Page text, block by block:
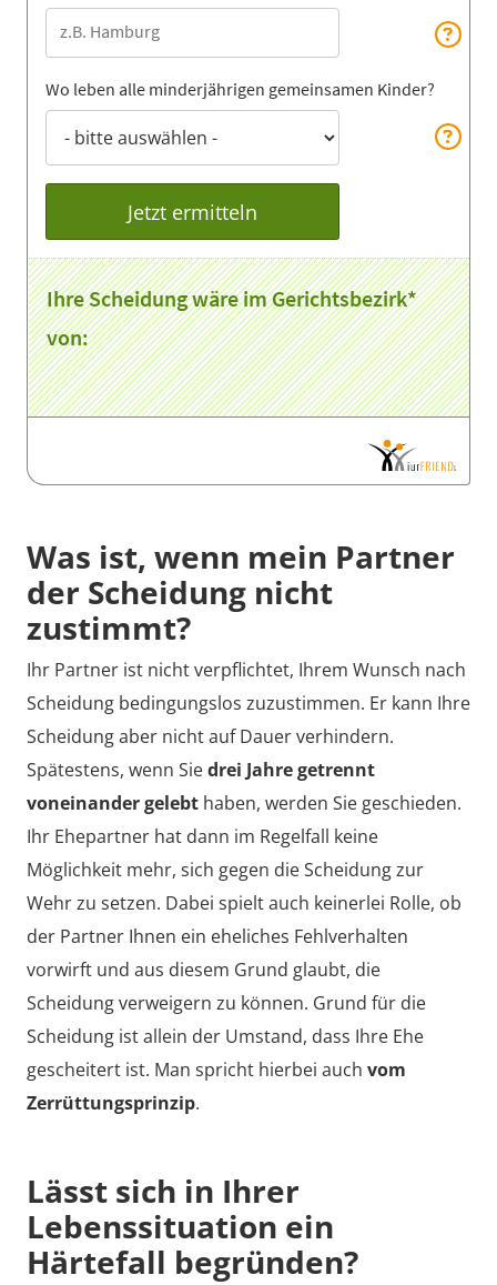
Wo leben alle minderjährigen gemeinsamen Kinder?
Jetzt ermitteln
Ihre Scheidung wäre im Gerichtsbezirk*
von:
Ihre Scheidung würde im Gerichtsbezirk von
stattfinden, wenn der Scheidungsantrag morgen im
Briefkasten des Antragsgegners ankäme.
Jetzt Online-Scheidung bei iurFRIEND
beantragen!
Reichen Sie gerne noch heute hier bei scheidung.de
Ihre Scheidung ein und profitieren Sie von allen
Vorteilen der Online-Scheidung. Mit unserer Hilfe
bereiten Sie Ihre Scheidung so weit vor, dass alles
zwischen Ihnen geregelt ist und Sie nur noch den
Gerichtstermin wahrnehmen müssen.
Scheidung.de ist seit mehr als 15 Jahren IHR
Ansprechpartner für einvernehmliche Online-
Scheidungen und schon lange Deutschlands
Scheidungsservice Nr. 1. Wie kann es jetzt für Sie
weitergehen?
Gratis-InfoPaket Scheidung
Kostenvoranschlag für Ihre Scheidung
Was ist, wenn mein Partner
der Scheidung nicht
zustimmt?
Ihr Partner ist nicht verpflichtet, Ihrem Wunsch nach
Scheidung bedingungslos zuzustimmen. Er kann Ihre
Scheidung aber nicht auf Dauer verhindern.
Spätestens, wenn Siedrei Jahre getrennt
voneinander gelebt haben, werden Sie geschieden.
Ihr Ehepartner hat dann im Regelfall keine
Möglichkeit mehr, sich gegen die Scheidung zur
Wehr zu setzen. Dabei spielt auch keinerlei Rolle, ob
der Partner Ihnen ein eheliches Fehlverhalten
vorwirft und aus diesem Grund glaubt, die
Scheidung verweigern zu können. Grund für die
Scheidung ist allein der Umstand, dass Ihre Ehe
gescheitert ist. Man spricht hierbei auch vom
Zerrüttungsprinzip.
Lässt sich in Ihrer
Lebenssituation ein
Härtefall begründen?